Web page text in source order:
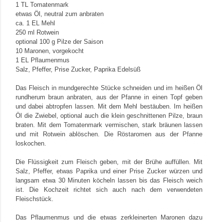
1 TL Tomatenmark
etwas Öl, neutral zum anbraten
ca. 1 EL Mehl
250 ml Rotwein
optional 100 g Pilze der Saison
10 Maronen, vorgekocht
1 EL Pflaumenmus
Salz, Pfeffer, Prise Zucker, Paprika Edelsüß
Das Fleisch in mundgerechte Stücke schneiden und im heißen Öl
rundherum braun anbraten, aus der Pfanne in einen Topf geben
und dabei abtropfen lassen. Mit dem Mehl bestäuben. Im heißen
Öl die Zwiebel, optional auch die klein geschnittenen Pilze, braun
braten. Mit dem Tomatenmark vermischen, stark bräunen lassen
und mit Rotwein ablöschen. Die Röstaromen aus der Pfanne
loskochen.
Die Flüssigkeit zum Fleisch geben, mit der Brühe auffüllen. Mit
Salz, Pfeffer, etwas Paprika und einer Prise Zucker würzen und
langsam etwa 30 Minuten köcheln lassen bis das Fleisch weich
ist. Die Kochzeit richtet sich auch nach dem verwendeten
Fleischstück.
Das Pflaumenmus und die etwas zerkleinerten Maronen dazu